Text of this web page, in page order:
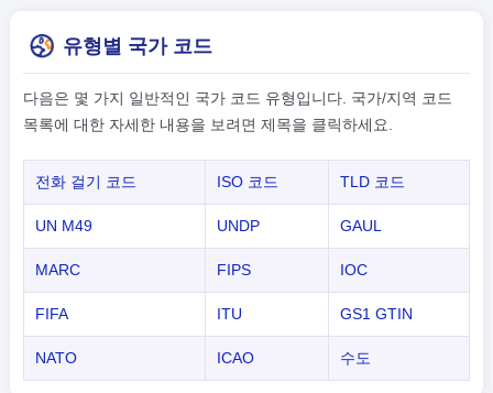
유형별 국가 코드
다음은 몇 가지 일반적인 국가 코드 유형입니다. 국가/지역 코드
목록에 대한 자세한 내용을 보려면 제목을 클릭하세요.
전화 걸기 코드 ISO 코드 TLD 코드
UN M49 UNDP GAUL
MARC FIPS IOC
FIFA ITU GS1 GTIN
NATO ICAO 수도